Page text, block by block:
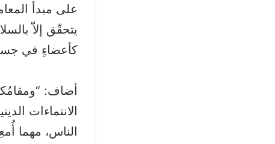
على مبدأ
يتحقّق إلاّ
كأعضاءٍ في
أضاف:
الانتماءات
الناس، مهما